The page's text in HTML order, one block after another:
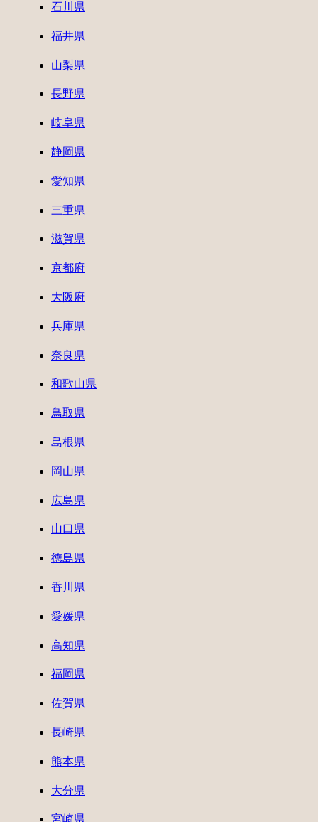
石川県
福井県
山梨県
長野県
岐阜県
静岡県
愛知県
三重県
滋賀県
京都府
大阪府
兵庫県
奈良県
和歌山県
鳥取県
島根県
岡山県
広島県
山口県
徳島県
香川県
愛媛県
高知県
福岡県
佐賀県
長崎県
熊本県
大分県
宮崎県